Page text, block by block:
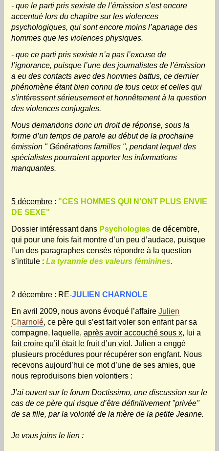
- que le parti pris sexiste de l’émission s’est encore
accentué lors du chapitre sur les violences
psychologiques, qui sont encore moins l’apanage des
hommes que les violences physiques.
- que ce parti pris sexiste n’a pas l’excuse de
l’ignorance, puisque l’une des journalistes de l’émission
a eu des contacts avec des hommes battus, ce dernier
phénomène étant bien connu de tous ceux et celles qui
s’intéressent sérieusement et honnêtement à la question
des violences conjugales.
Nous demandons donc un droit de réponse, sous la
forme d’un temps de parole au début de la prochaine
émission " Générations familles ", pendant lequel des
spécialistes pourraient apporter les informations
manquantes.
5 décembre : "CES HOMMES QUI N’ONT PLUS ENVIE
DE SEXE"
Dossier intéressant dans Psychologies de décembre,
qui pour une fois fait montre d’un peu d’audace, puisque
l’un des paragraphes censés répondre à la question
s’intitule : La tyrannie des valeurs féminines.
2 décembre : RE-JULIEN CHARNOLE
En avril 2009, nous avons évoqué l’affaire Julien
Charnolé, ce père qui s’est fait voler son enfant par sa
compagne, laquelle, après avoir accouché sous x, lui a
fait croire qu’il était le fruit d’un viol . Julien a enggé
plusieurs procédures pour récupérer son engfant. Nous
recevons aujourd’hui ce mot d’une de ses amies, que
nous reproduisons bien volontiers :
J’ai ouvert sur le forum Doctissimo, une discussion sur le
cas de ce père qui risque d’être définitivement "privée"
de sa fille, par la volonté de la mère de la petite Jeanne.
Je vous joins le lien :